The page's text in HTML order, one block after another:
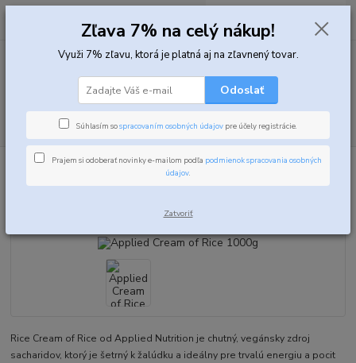
Hľadať
0,00 EUR
Fitness potraviny Fitness kaša Applied Cream of Rice 1000g
Rice Cream of Rice od Applied Nutrition je chutný, vegánsky zdroj
sacharidov, ktorý je šetrný k žalúdku a ideálny pre trvalú energiu a pocit
Zľava 7% na celý nákup!
Využi 7% zľavu, ktorá je platná aj na zľavnený tovar.
Odoslať
Súhlasím sospracovaním osobných údajov pre účely registrácie.
Prajem si odoberať novinky e-mailom podľa podmienok spracovania osobných
údajov.
Zatvoriť